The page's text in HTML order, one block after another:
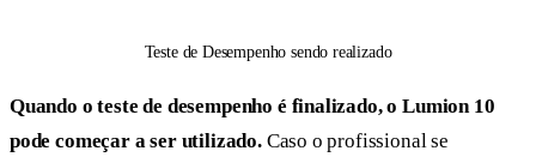
Teste de Desempenho sendo realizado
Quando o teste de desempenho é finalizado, o Lumion 10
pode começar a ser utilizado.Caso o profissional se